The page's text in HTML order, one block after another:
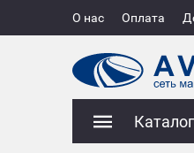
О нас Оплата